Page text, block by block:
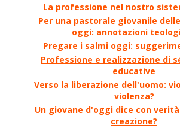
La professione nel nostro
Per una pastorale giovanile
oggi: annotazioni
Pregare i salmi oggi:
Professione e realizzazione di
educative
Verso la liberazione dell'uomo:
violenza?
Un giovane d'oggi dice con
creazione?